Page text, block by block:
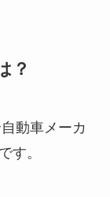
？
動車メーカ
す。